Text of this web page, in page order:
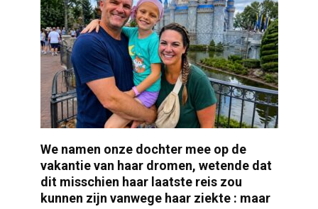
We namen onze dochter mee op de
vakantie van haar dromen, wetende dat
dit misschien haar laatste reis zou
kunnen zijn vanwege haar ziekte : maar